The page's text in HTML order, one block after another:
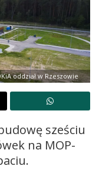
oddział w Rzeszowie
sześciu
na MOP-